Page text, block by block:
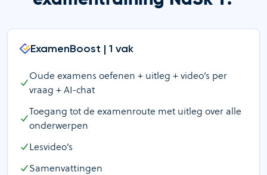
ExamenBoost | 1 vak
Oude examens oefenen + uitleg + video’s per
vraag + AI-chat
Toegang tot de examenroute met uitleg over alle
onderwerpen
Lesvideo’s
Samenvattingen